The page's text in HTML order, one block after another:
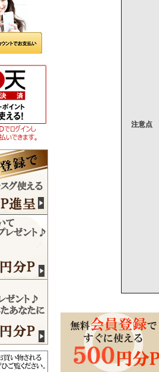
注意点